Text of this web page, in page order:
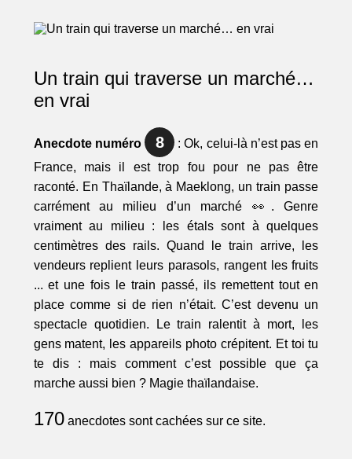
Un train qui traverse un marché…
en vrai
Anecdote numéro 8
: Ok, celui-là n’est pas en
France, mais il est trop fou pour ne pas être
raconté. En Thaïlande, à Maeklong, un train passe
carrément au milieu d’un marché 👀. Genre
vraiment au milieu : les étals sont à quelques
centimètres des rails. Quand le train arrive, les
vendeurs replient leurs parasols, rangent les fruits
... et une fois le train passé, ils remettent tout en
place comme si de rien n’était. C’est devenu un
spectacle quotidien. Le train ralentit à mort, les
gens matent, les appareils photo crépitent. Et toi tu
te dis : mais comment c’est possible que ça
marche aussi bien ? Magie thaïlandaise.
170anecdotes sont cachées sur ce site.